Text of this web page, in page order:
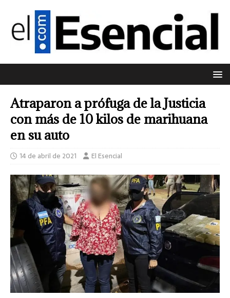
Atraparon a prófuga de la Justicia
con más de 10 kilos de marihuana
en su auto
14 de abril de 2021 El Esencial